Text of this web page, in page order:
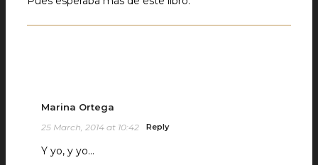
Marina Ortega
25 March, 2014 at 10:42 Reply
Y yo, y yo…